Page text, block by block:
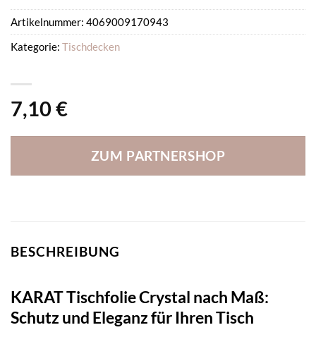
7,10 €
ZUM PARTNERSHOP
Artikelnummer: 4069009170943
Kategorie: Tischdecken
BESCHREIBUNG
KARAT Tischfolie Crystal nach Maß:
Schutz und Eleganz für Ihren Tisch